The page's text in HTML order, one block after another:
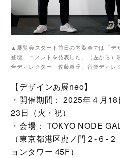
▲展覧会スタート前日の内覧会では「デ
登壇、コメントを発表した。（左から）
合ディレクター 佐藤卓氏、音楽ディレ
【デザインあ展neo】
・開催期間： 2025年４月
23日（火・祝）
・会場： TOKYO NODE
（東京都港区虎ノ門２-６-
ョンタワー 45F）